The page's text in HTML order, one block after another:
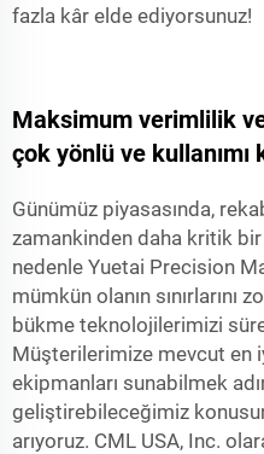
fazla kâr elde ediyorsunuz!
Maksimum verimlilik
çok yönlü ve kullanımı
Günümüz piyasasında,
zamankinden daha kritik bir
nedenle Yuetai Precision
mümkün olanın
bükme teknolojilerimizi
Müşterilerimize mevcut en
ekipmanları sunabilmek
geliştirebileceğimiz
arıyoruz. CML USA, Inc.